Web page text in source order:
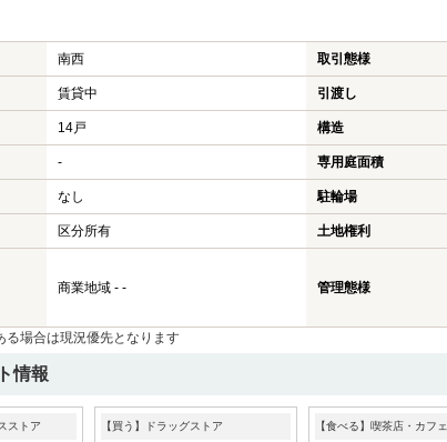
南西 取引態様
賃貸中 引渡し
14戸 構造
- 専用庭面積
なし 駐輪場
区分所有 土地権利
商業地域 - - 管理態様
場合は現況優先となります
情報
ストア 【買う】ドラッグストア 【食べる】喫茶店・カフェ